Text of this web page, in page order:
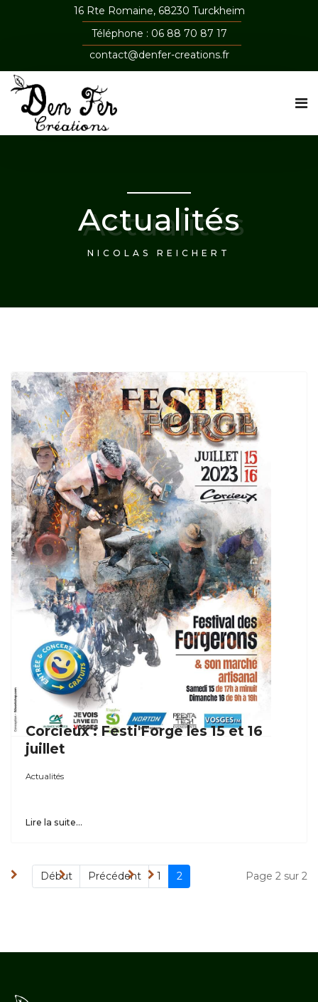
16 Rte Romaine, 68230 Turckheim
Téléphone : 06 88 70 87 17
contact@denfer-creations.fr
Actualités
NICOLAS REICHERT
Corcieux : Festi'Forge les 15 et 16
juillet
Actualités
Lire la suite...
Début Précédent 1 2 Page 2 sur 2